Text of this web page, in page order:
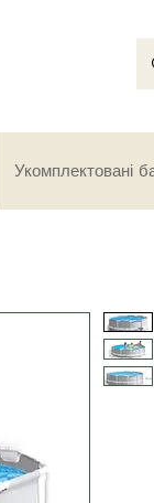
Укомплектовані